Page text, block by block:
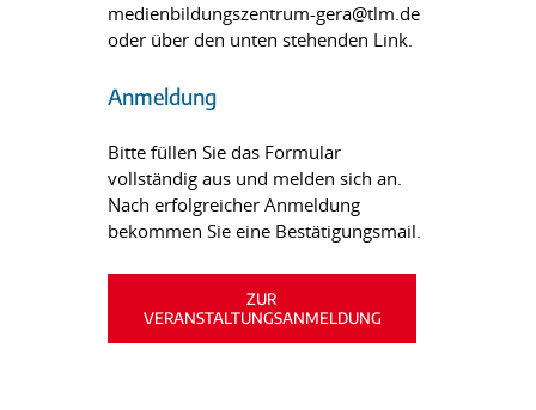
medienbildungszentrum-gera@tlm.de
oder über den unten stehenden Link.
Anmeldung
Bitte füllen Sie das Formular
vollständig aus und melden sich an.
Nach erfolgreicher Anmeldung
bekommen Sie eine Bestätigungsmail.
ZUR
VERANSTALTUNGSANMELDUNG